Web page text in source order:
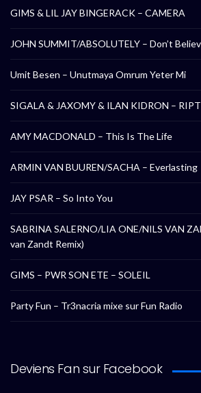
GIMS & LIL JAY BINGERACK – CAMERA
JOHN SUMMIT/ABSOLUTELY – Don’t
Umit Besen – Unutmaya Omrum Yeter Mi
SIGALA & JAXOMY & ILAN KIDRON –
AMY MACDONALD – This Is The Life
ARMIN VAN BUUREN/SACHA – Everlasting
JAY PSAR – So Into You
SABRINA SALERNO/LIA ONE/NILS VAN
van Zandt Remix)
GIMS – PWR SON ETE – SOLEIL
Party Fun – Tr3nacria mixe sur Fun Radio
Deviens Fan sur Facebook